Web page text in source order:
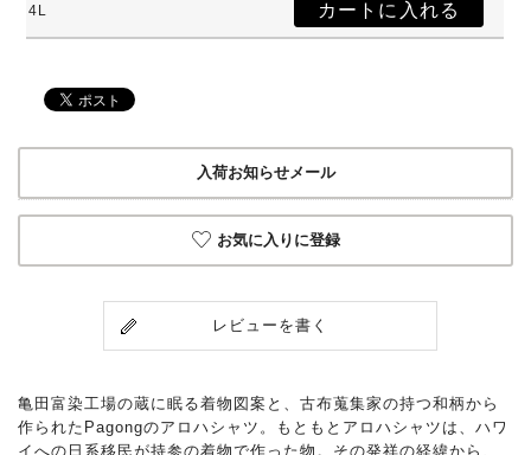
4L
入荷お知らせメール
お気に入りに登録
レビューを書く
亀田富染工場の蔵に眠る着物図案と、古布蒐集家の持つ和柄から
作られたPagongのアロハシャツ。もともとアロハシャツは、ハワ
イへの日系移民が持参の着物で作った物。その発祥の経緯から、